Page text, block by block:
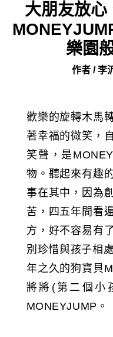
大朋友放心
樂園
作者 / 李
歡樂的旋轉木馬
著幸福的微笑，
笑聲，是
物。聽起來有趣
事在其中，因為
苦，四五年間看
方，好不容易有
別珍惜與孩子相
年之久的狗寶貝
將將(第二個小
MONEYJUMP。